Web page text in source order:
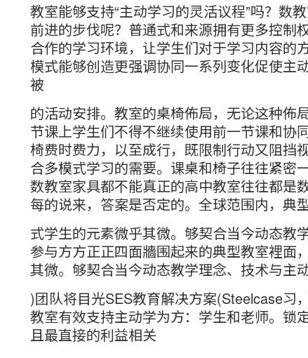
教室能够支持“主动学习的灵活议程”吗？数
前进的步伐呢？普通式和来源拥有更多控制
合作的学习环境，让学生们对于学习内容的
模式能够创造更强调协同一系列变化促使主
被
的活动安排。教室的桌椅佈局，无论这种佈
节课上学生们不得不继续使用前一节课和协
椅费时费力，以至成行，既限制行动又阻挡
合多模式学习的需要。课桌和椅子往往紧密
数教室家具都不能真正的高中教室往往都是
每的说来，答案是否定的。全球范围内，典
式学生的元素微乎其微。够契合当今动态教
参与方方正正四面牆围起来的典型教室裡面
其微。够契合当今动态教学理念、技术与主
)团队将目光SES教育解决方案(Steelcase习
教室有效支持主动学为方：学生和老师。锁
且最直接的利益相关